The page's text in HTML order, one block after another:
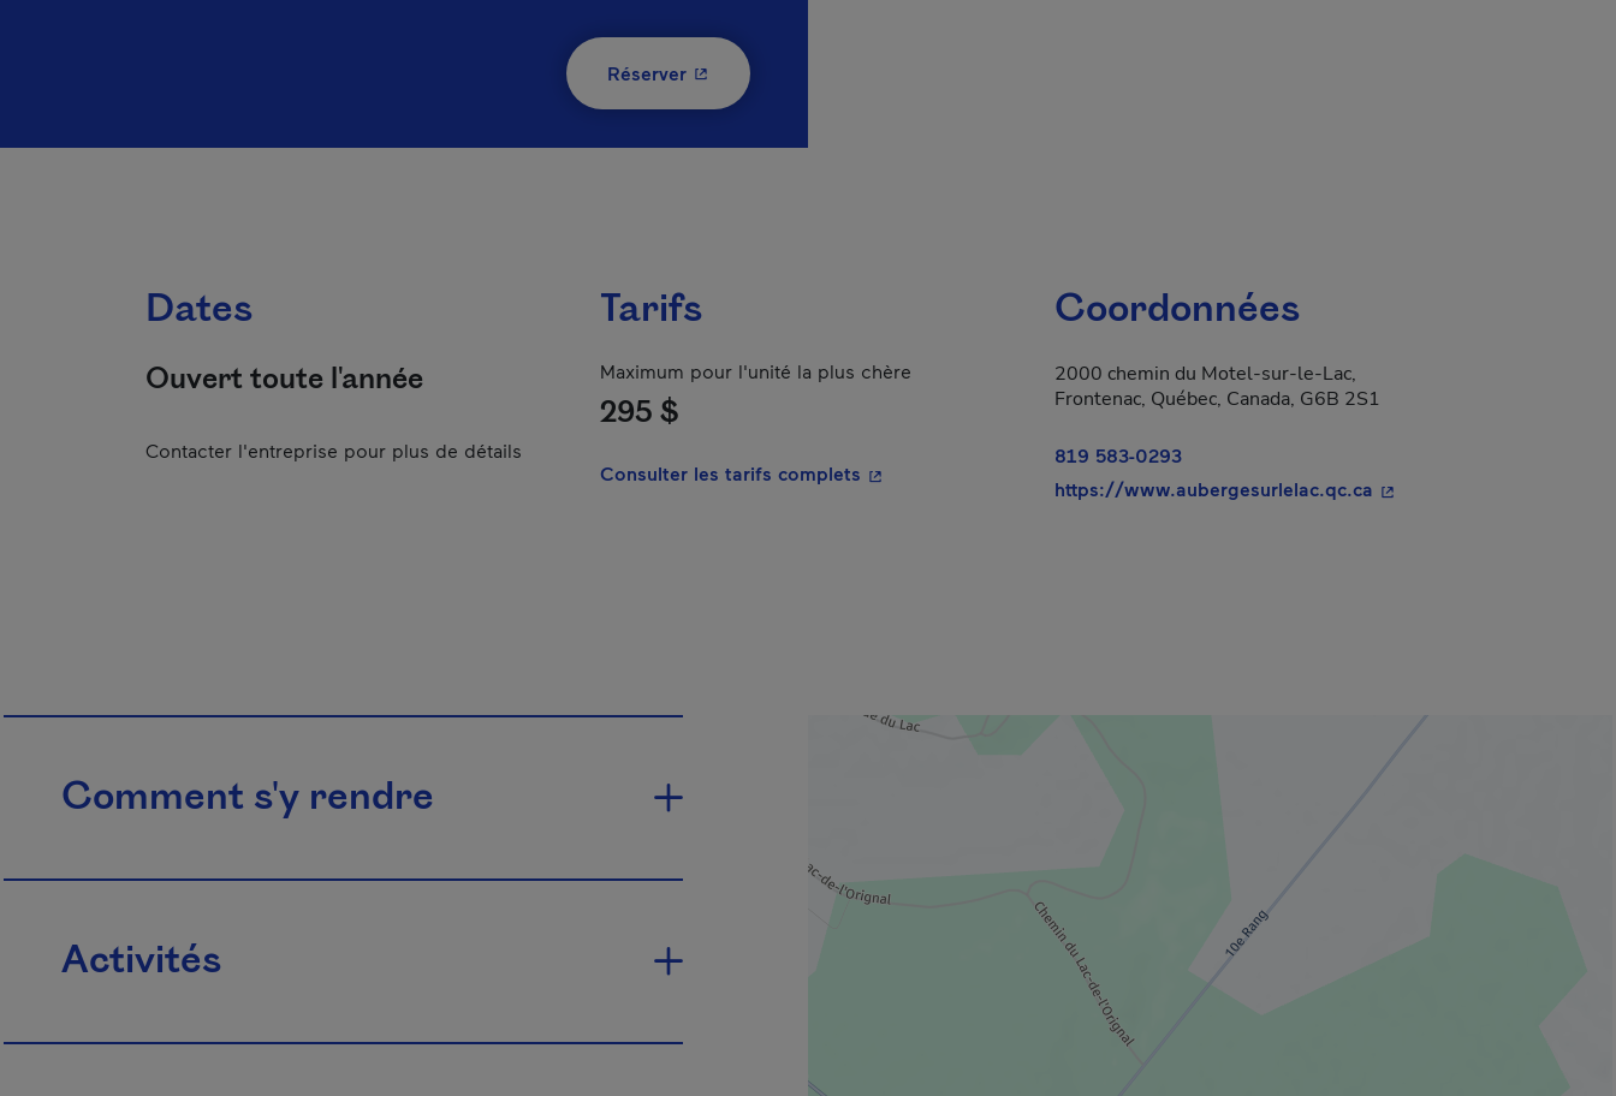
Réserver- Cet hyperlien s'ouvrira dans une nouvelle fenêtre.
Dates
Ouvert toute l'année
Contacter l'entreprise pour plus de détails
Tarifs
Maximum pour l'unité la plus chère
295 $
Consulter les tarifs complets - Cet hyperlien s'ouvrira dans une nouvelle fenêtre.
Coordonnées
2000 chemin du Motel-sur-le-Lac,
Frontenac, Québec, Canada, G6B 2S1
819 583-0293
https://www.aubergesurlelac.qc.ca - Cet hyperlien s'ouvrira
Comment s'y rendre
Activités